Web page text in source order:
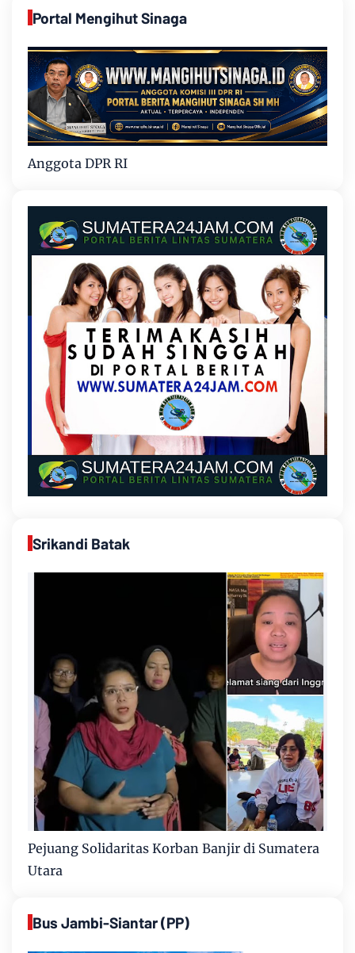
Portal Mengihut Sinaga
Anggota DPR RI
Srikandi Batak
Pejuang Solidaritas Korban Banjir di Sumatera
Utara
Bus Jambi-Siantar (PP)